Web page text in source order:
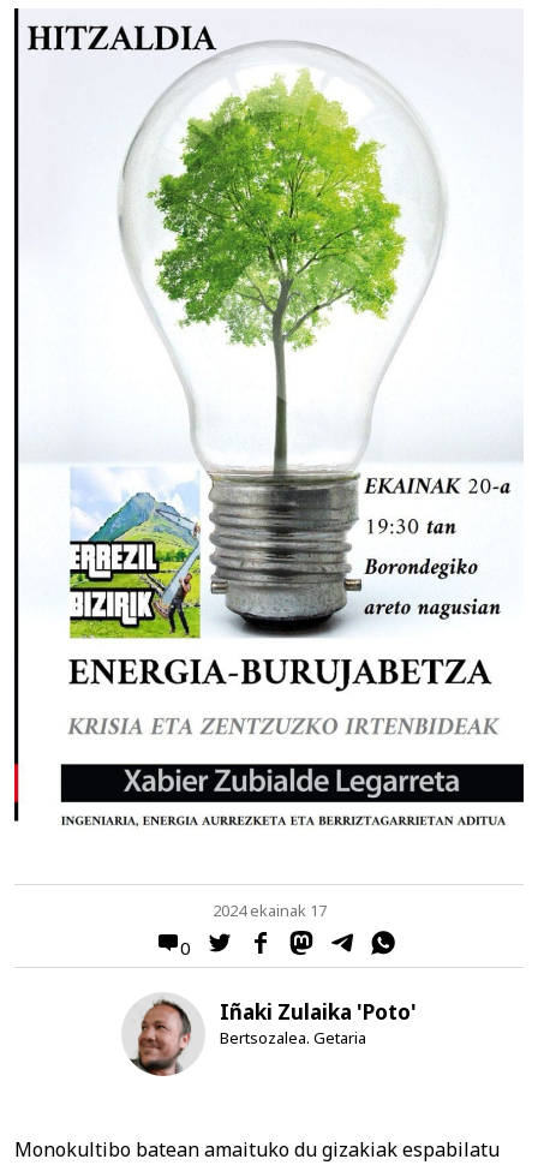
0
2024 ekainak 17
Iñaki Zulaika 'Poto'
Bertsozalea. Getaria
Monokultibo batean amaituko du gizakiak espabilatu